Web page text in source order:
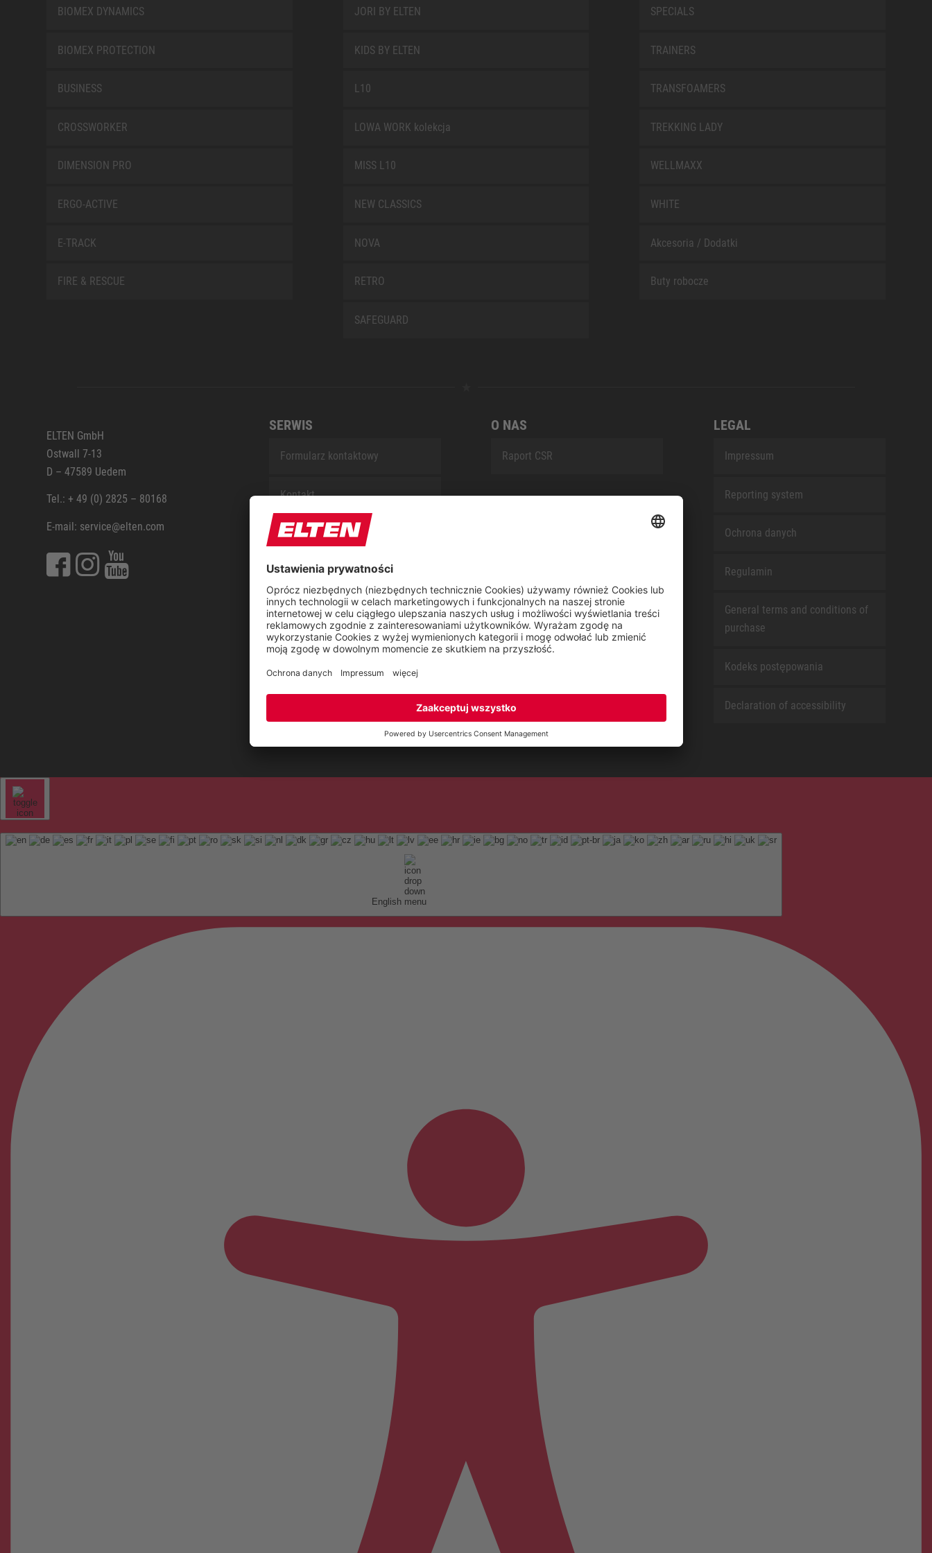
BIOMEX DYNAMICS
BIOMEX PROTECTION
BUSINESS
CROSSWORKER
DIMENSION PRO
ERGO-ACTIVE
E-TRACK
FIRE & RESCUE
JORI BY ELTEN
KIDS BY ELTEN
L10
LOWA WORK kolekcja
MISS L10
NEW CLASSICS
NOVA
RETRO
SAFEGUARD
SPECIALS
TRAINERS
TRANSFOAMERS
TREKKING LADY
WELLMAXX
WHITE
Akcesoria / Dodatki
Buty robocze
ELTEN GmbH
Ostwall 7-13
D – 47589 Uedem
Tel.: + 49 (0) 2825 – 80168
E-mail: service@elten.com
SERWIS
Formularz kontaktowy
Kontakt
Serwis naprawczy ELTEN
Sitemap
O NAS
Raport CSR
LEGAL
Impressum
Reporting system
Ochrona danych
Regulamin
General terms and conditions of
purchase
Kodeks postępowania
Declaration of accessibility
English